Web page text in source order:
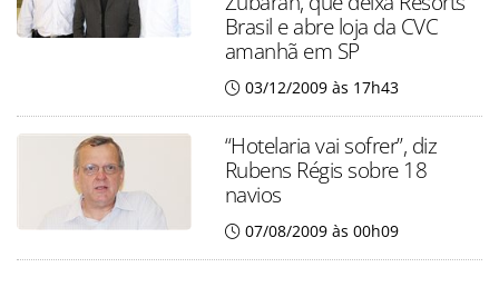
Brasil e abre loja da CVC
amanhã em SP
03/12/2009 às 17h43
“Hotelaria vai sofrer”, diz
Rubens Régis sobre 18
navios
07/08/2009 às 00h09